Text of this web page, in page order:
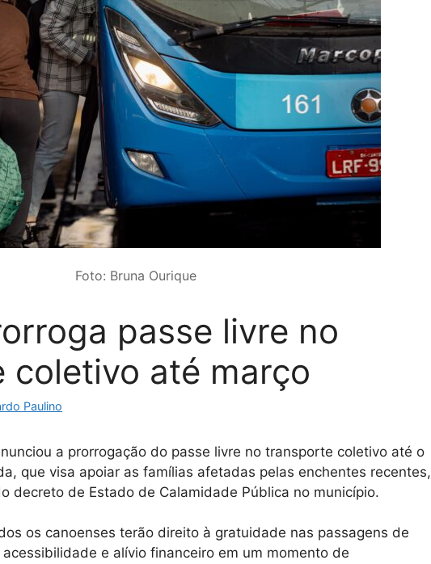
Foto: Bruna Ourique
passe livre no
coletivo até março
Paulino
a prorrogação do passe livre no transporte coletivo até o
que visa apoiar as famílias afetadas pelas enchentes recentes,
decreto de Estado de Calamidade Pública no município.
os canoenses terão direito à gratuidade nas passagens de
e alívio financeiro em um momento de